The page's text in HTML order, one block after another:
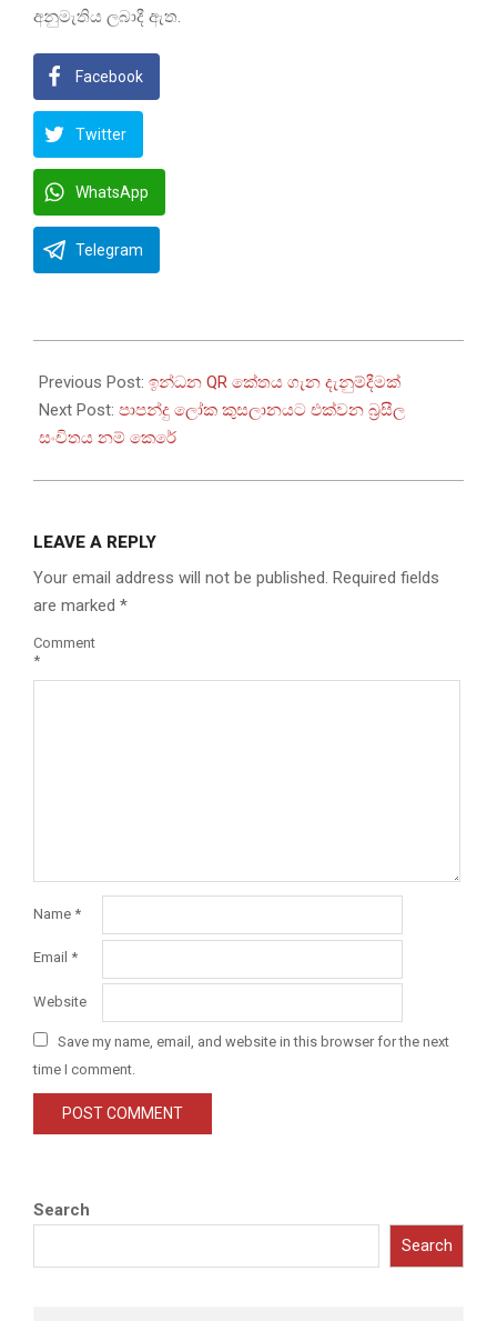
අනුමැතිය ලබාදී ඇත.
Facebook
Twitter
WhatsApp
Telegram
05-
19
Previous Post: ඉන්ධන QR කේතය ගැන දැනුම්දීමක්
Next Post: පාපන්දු ලෝක කුසලානයට එක්වන බ්‍රසීල
සංචිතය නම් කෙරේ
LEAVE A REPLY
Your email address will not be published. Required fields
are marked *
Comment
*
Name *
Email *
Website
Save my name, email, and website in this browser for the next
time I comment.
Search
Search